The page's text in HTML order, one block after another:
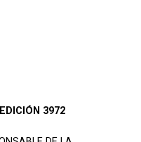
3972